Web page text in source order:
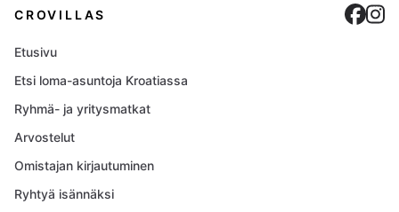
CROVILLAS
Etusivu
Etsi loma-asuntoja Kroatiassa
Ryhmä- ja yritysmatkat
Arvostelut
Omistajan kirjautuminen
Ryhtyä isännäksi